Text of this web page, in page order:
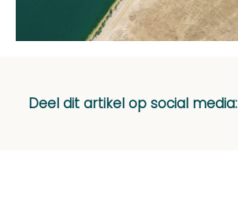
Deel dit artikel op social media: